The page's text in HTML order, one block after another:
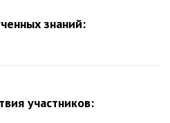
знаний:
участников: